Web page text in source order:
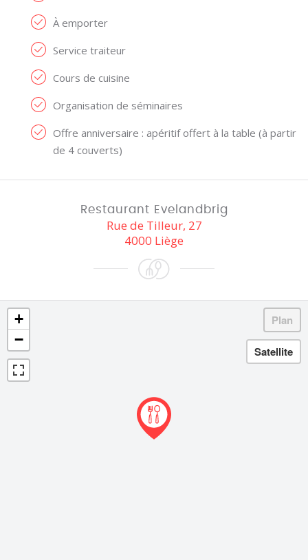
À emporter
Service traiteur
Cours de cuisine
Organisation de séminaires
Offre anniversaire : apéritif offert à la table (à partir
de 4 couverts)
Restaurant Evelandbrig
Rue de Tilleur, 27
4000 Liège
+
−